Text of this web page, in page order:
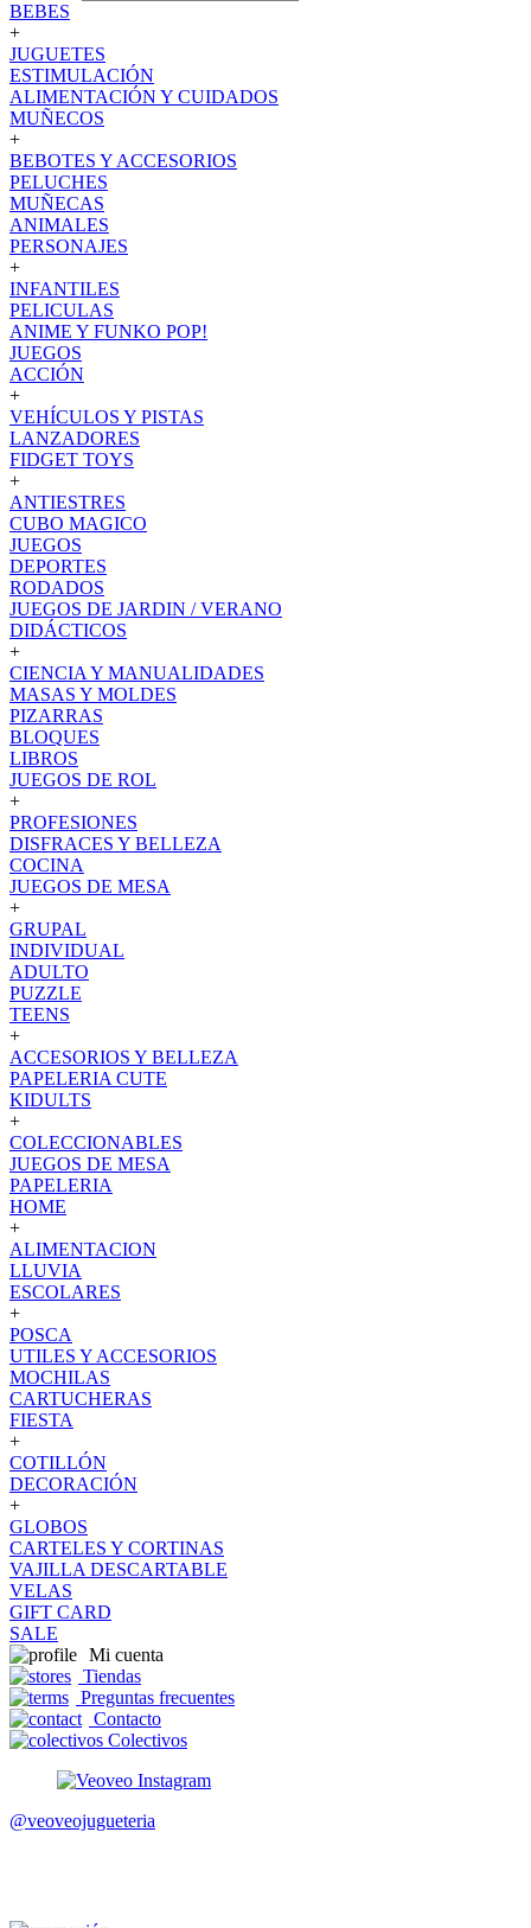
BEBES
+
JUGUETES
ESTIMULACIÓN
ALIMENTACIÓN Y CUIDADOS
MUÑECOS
+
BEBOTES Y ACCESORIOS
PELUCHES
MUÑECAS
ANIMALES
PERSONAJES
+
INFANTILES
PELICULAS
ANIME Y FUNKO POP!
JUEGOS
ACCIÓN
+
VEHÍCULOS Y PISTAS
LANZADORES
FIDGET TOYS
+
ANTIESTRES
CUBO MAGICO
JUEGOS
DEPORTES
RODADOS
JUEGOS DE JARDIN / VERANO
DIDÁCTICOS
+
CIENCIA Y MANUALIDADES
MASAS Y MOLDES
PIZARRAS
BLOQUES
LIBROS
JUEGOS DE ROL
+
PROFESIONES
DISFRACES Y BELLEZA
COCINA
JUEGOS DE MESA
+
GRUPAL
INDIVIDUAL
ADULTO
PUZZLE
TEENS
+
ACCESORIOS Y BELLEZA
PAPELERIA CUTE
KIDULTS
+
COLECCIONABLES
JUEGOS DE MESA
PAPELERIA
HOME
+
ALIMENTACION
LLUVIA
ESCOLARES
+
POSCA
UTILES Y ACCESORIOS
MOCHILAS
CARTUCHERAS
FIESTA
+
COTILLÓN
DECORACIÓN
+
GLOBOS
CARTELES Y CORTINAS
VAJILLA DESCARTABLE
VELAS
GIFT CARD
SALE
Mi cuenta
Tiendas
Preguntas frecuentes
Contacto
Colectivos
@veoveojugueteria